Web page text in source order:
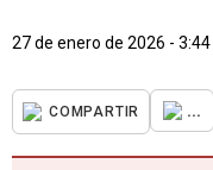
27 de enero de 2026 - 3:44
COMPARTIR ...